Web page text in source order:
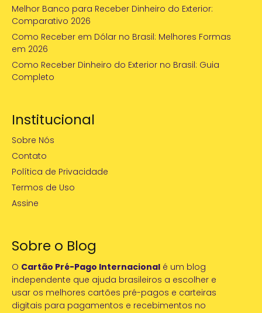
Melhor Banco para Receber Dinheiro do Exterior:
Comparativo 2026
Como Receber em Dólar no Brasil: Melhores Formas
em 2026
Como Receber Dinheiro do Exterior no Brasil: Guia
Completo
Institucional
Sobre Nós
Contato
Política de Privacidade
Termos de Uso
Assine
Sobre o Blog
O Cartão Pré-Pago Internacional é um blog
independente que ajuda brasileiros a escolher e
usar os melhores cartões pré-pagos e carteiras
digitais para pagamentos e recebimentos no